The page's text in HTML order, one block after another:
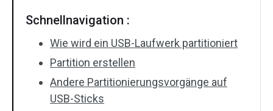
Schnellnavigation :
Wie wird ein USB-Laufwerk partitioniert
Partition erstellen
Andere Partitionierungsvorgänge auf
USB-Sticks